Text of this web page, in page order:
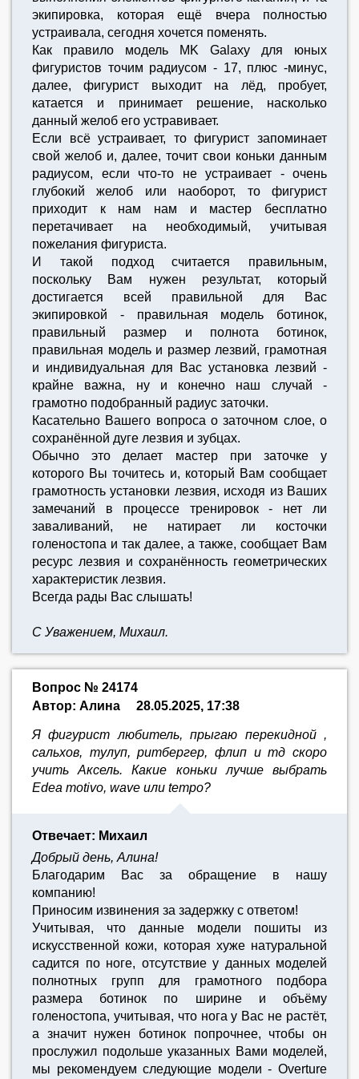
экипировка, которая ещё вчера полностью
устраивала, сегодня хочется поменять.
Как правило модель MK Galaxy для юных
фигуристов точим радиусом - 17, плюс -минус,
далее, фигурист выходит на лёд, пробует,
катается и принимает решение, насколько
данный желоб его устравивает.
Если всё устраивает, то фигурист запоминает
свой желоб и, далее, точит свои коньки данным
радиусом, если что-то не устраивает - очень
глубокий желоб или наоборот, то фигурист
приходит к нам нам и мастер бесплатно
перетачивает на необходимый, учитывая
пожелания фигуриста.
И такой подход считается правильным,
поскольку Вам нужен результат, который
достигается всей правильной для Вас
экипировкой - правильная модель ботинок,
правильный размер и полнота ботинок,
правильная модель и размер лезвий, грамотная
и индивидуальная для Вас установка лезвий -
крайне важна, ну и конечно наш случай -
грамотно подобранный радиус заточки.
Касательно Вашего вопроса о заточном слое, о
сохранённой дуге лезвия и зубцах.
Обычно это делает мастер при заточке у
которого Вы точитесь и, который Вам сообщает
грамотность установки лезвия, исходя из Ваших
замечаний в процессе тренировок - нет ли
заваливаний, не натирает ли косточки
голеностопа и так далее, а также, сообщает Вам
ресурс лезвия и сохранённость геометрических
характеристик лезвия.
Всегда рады Вас слышать!
С Уважением, Михаил.
Вопрос № 24174
Автор: Алина
28.05.2025, 17:38
Я фигурист любитель, прыгаю перекидной ,
сальхов, тулуп, ритбергер, флип и тд скоро
учить Аксель. Какие коньки лучше выбрать
Edea motivo, wave или tempo?
Отвечает: Михаил
Добрый день, Алина!
Благодарим Вас за обращение в нашу
компанию!
Приносим извинения за задержку с ответом!
Учитывая, что данные модели пошиты из
искусственной кожи, которая хуже натуральной
садится по ноге, отсутствие у данных моделей
полнотных групп для грамотного подбора
размера ботинок по ширине и объёму
голеностопа, учитывая, что нога у Вас не растёт,
а значит нужен ботинок попрочнее, чтобы он
прослужил подольше указанных Вами моделей,
мы рекомендуем следующие модели - Overture